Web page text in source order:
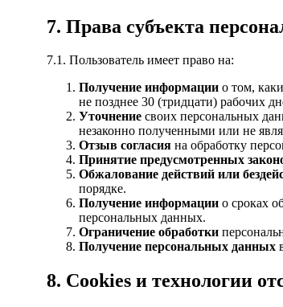
7. Права субъекта
7.1. Пользователь имеет право на:
Получение информации о том,
не позднее 30 (тридцати) рабочих
Уточнение своих персональных
незаконно полученными или не
Отзыв согласия на обработку
Принятие предусмотренных
Обжалование действий или
порядке.
Получение информации о сроках
персональных данных.
Ограничение обработки
Получение персональных данных
8. Cookies и технологии